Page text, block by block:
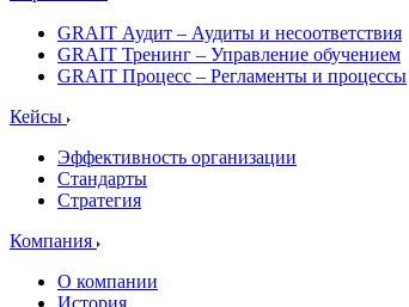
GRAIT Аудит – Аудиты и несоответствия
GRAIT Тренинг – Управление обучением
GRAIT Процесс – Регламенты и процессы
Кейсы
Эффективность организации
Стандарты
Стратегия
Компания
О компании
История